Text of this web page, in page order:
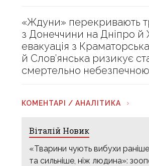
«Ждуни» перекривають
з Донеччини на Дніпро й
евакуація з Краматорська
й Слов’янська ризикує
смертельно небезпечною
КОМЕНТАРІ / АНАЛІТИКА
Віталій Новик
«Тварини чують вибухи раніше
та сильніше, ніж людина»: